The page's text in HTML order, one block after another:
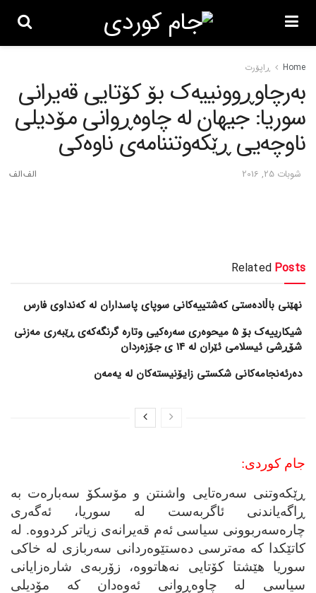
Home ڕاپۆرت
به‌رچاوڕوونییه‌ک بۆ کۆتایی قه‌یرانی
سوریا: جیهان له‌ چاوه‌ڕوانی مۆدیلی
ناوچه‌یی ڕێکه‌وتننامه‌ی ناوه‌کی
شوبات 25, 2016
Related Posts
نهێنی باڵادەستی کەشتییەکانی سوپای پاسداران لە کەنداوی فارس
شیکارییەک بۆ 5 میحوەری سەرەکیی وتارە گرنگەکەی ڕێبەری مەزنی
شۆڕشی ئیسلامی ئێران لە 14 ی جۆزەردان
دەرئەنجامەکانی شکستی زایۆنیستەکان لە یەمەن
جام کوردی:
ڕێکه‌وتنی سه‌ره‌تایی واشنتن و مۆسکۆ سه‌باره‌ت به‌
ڕاگه‌یاندنی ئاگربه‌ست له‌ سوریا، ئه‌گه‌ری
چاره‌سه‌ربوونی سیاسی ئه‌م قه‌یرانه‌ی زیاتر کردووه‌. له‌
کاتێکدا که‌ مه‌ترسی ده‌ستێوه‌ردانی سه‌ربازی له‌ خاکی
سوریا هێشتا کۆتایی نه‌هاتووه‌، زۆربه‌ی شاره‌زایانی
سیاسی له‌ چاوه‌ڕوانی ئه‌وه‌دان که‌ مۆدیلی